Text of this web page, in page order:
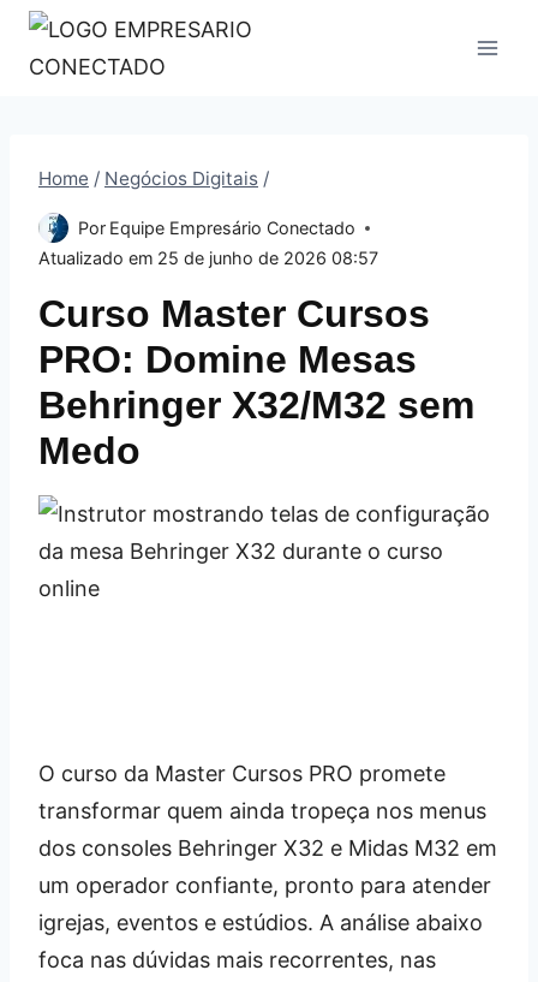
Pular
para
Home / Negócios Digitais /
Por Equipe Empresário Conectado
Atualizado em 25 de junho de 2026 08:57
Curso Master Cursos
PRO: Domine Mesas
Behringer X32/M32 sem
Medo
O curso da Master Cursos PRO promete
transformar quem ainda tropeça nos menus
dos consoles Behringer X32 e Midas M32 em
um operador confiante, pronto para atender
igrejas, eventos e estúdios. A análise abaixo
foca nas dúvidas mais recorrentes, nas